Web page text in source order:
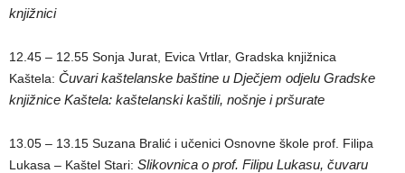
knjižnici
12.45 – 12.55 Sonja Jurat, Evica Vrtlar, Gradska knjižnica
Kaštela: Čuvari kaštelanske baštine u Dječjem odjelu Gradske
knjižnice Kaštela: kaštelanski kaštili, nošnje i pršurate
13.05 – 13.15 Suzana Bralić i učenici Osnovne škole prof. Filipa
Lukasa – Kaštel Stari: Slikovnica o prof. Filipu Lukasu, čuvaru